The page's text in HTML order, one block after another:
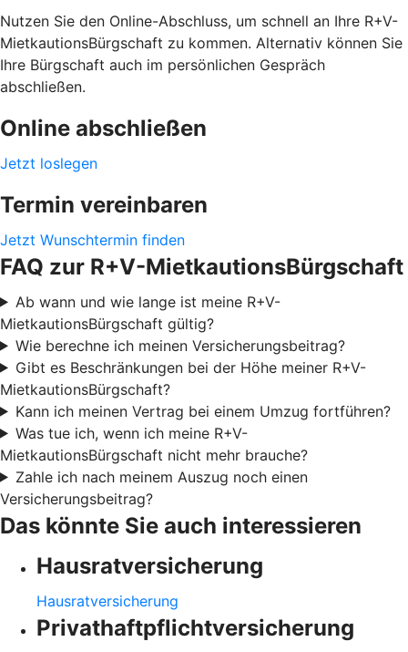
Nutzen Sie den Online-Abschluss, um schnell an Ihre R+V-
MietkautionsBürgschaft zu kommen. Alternativ können Sie
Ihre Bürgschaft auch im persönlichen Gespräch
abschließen.
Online abschließen
Jetzt loslegen
Termin vereinbaren
Jetzt Wunschtermin finden
FAQ zur R+V-MietkautionsBürgschaft
Ab wann und wie lange ist meine R+V-
MietkautionsBürgschaft gültig?
Wie berechne ich meinen Versicherungsbeitrag?
Gibt es Beschränkungen bei der Höhe meiner R+V-
MietkautionsBürgschaft?
Kann ich meinen Vertrag bei einem Umzug fortführen?
Was tue ich, wenn ich meine R+V-
MietkautionsBürgschaft nicht mehr brauche?
Zahle ich nach meinem Auszug noch einen
Versicherungsbeitrag?
Das könnte Sie auch interessieren
Hausratversicherung
Hausratversicherung
Privathaftpflichtversicherung